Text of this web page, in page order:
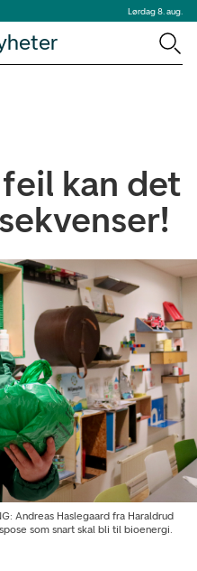
Lørdag 8. aug.
kan det
Andreas Haslegaard fra Haraldrud
som snart skal bli til bioenergi.